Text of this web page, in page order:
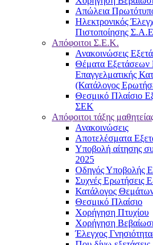
Απώλεια
Ηλεκτρονικός
Πιστοποίησης
Απόφοιτοι Σ.Ε.Κ.
Ανακοινώσεις
Θέματα Εξετάσεων
Επαγγελματικής
(Κατάλογος
Θεσμικό Πλαίσιο
ΣΕΚ
Απόφοιτοι τάξης
Ανακοινώσεις
Αποτελέσματα
Υποβολή αίτησης
2025
Οδηγός Υποβολής
Συχνές Ερωτήσεις
Κατάλογος Θεμάτων
Θεσμικό Πλαίσιο
Χορήγηση Πτυχίου
Χορήγηση
Έλεγχος